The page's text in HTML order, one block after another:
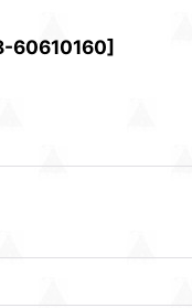
60610160]